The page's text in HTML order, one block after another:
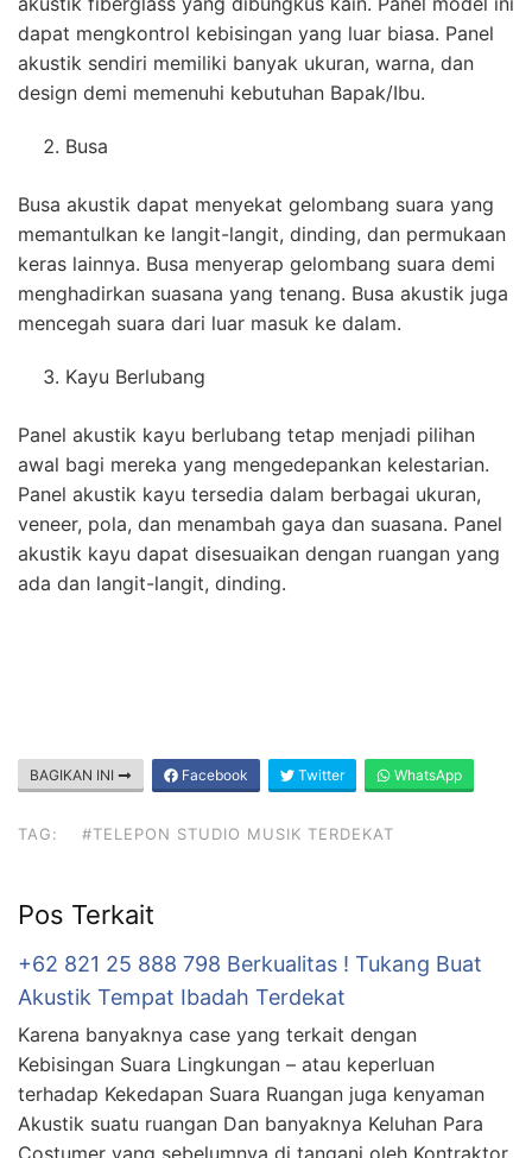
dapat mengkontrol kebisingan yang luar biasa. Panel
akustik sendiri memiliki banyak ukuran, warna, dan
design demi memenuhi kebutuhan Bapak/Ibu.
Busa
Busa akustik dapat menyekat gelombang suara yang
memantulkan ke langit-langit, dinding, dan permukaan
keras lainnya. Busa menyerap gelombang suara demi
menghadirkan suasana yang tenang. Busa akustik juga
mencegah suara dari luar masuk ke dalam.
Kayu Berlubang
Panel akustik kayu berlubang tetap menjadi pilihan
awal bagi mereka yang mengedepankan kelestarian.
Panel akustik kayu tersedia dalam berbagai ukuran,
veneer, pola, dan menambah gaya dan suasana. Panel
akustik kayu dapat disesuaikan dengan ruangan yang
ada dan langit-langit, dinding.
BAGIKAN INI Facebook Twitter WhatsApp
TAG: #TELEPON STUDIO MUSIK TERDEKAT
Pos Terkait
+62 821 25 888 798 Berkualitas ! Tukang Buat
Akustik Tempat Ibadah Terdekat
Karena banyaknya case yang terkait dengan
Kebisingan Suara Lingkungan – atau keperluan
terhadap Kekedapan Suara Ruangan juga kenyaman
Akustik suatu ruangan Dan banyaknya Keluhan Para